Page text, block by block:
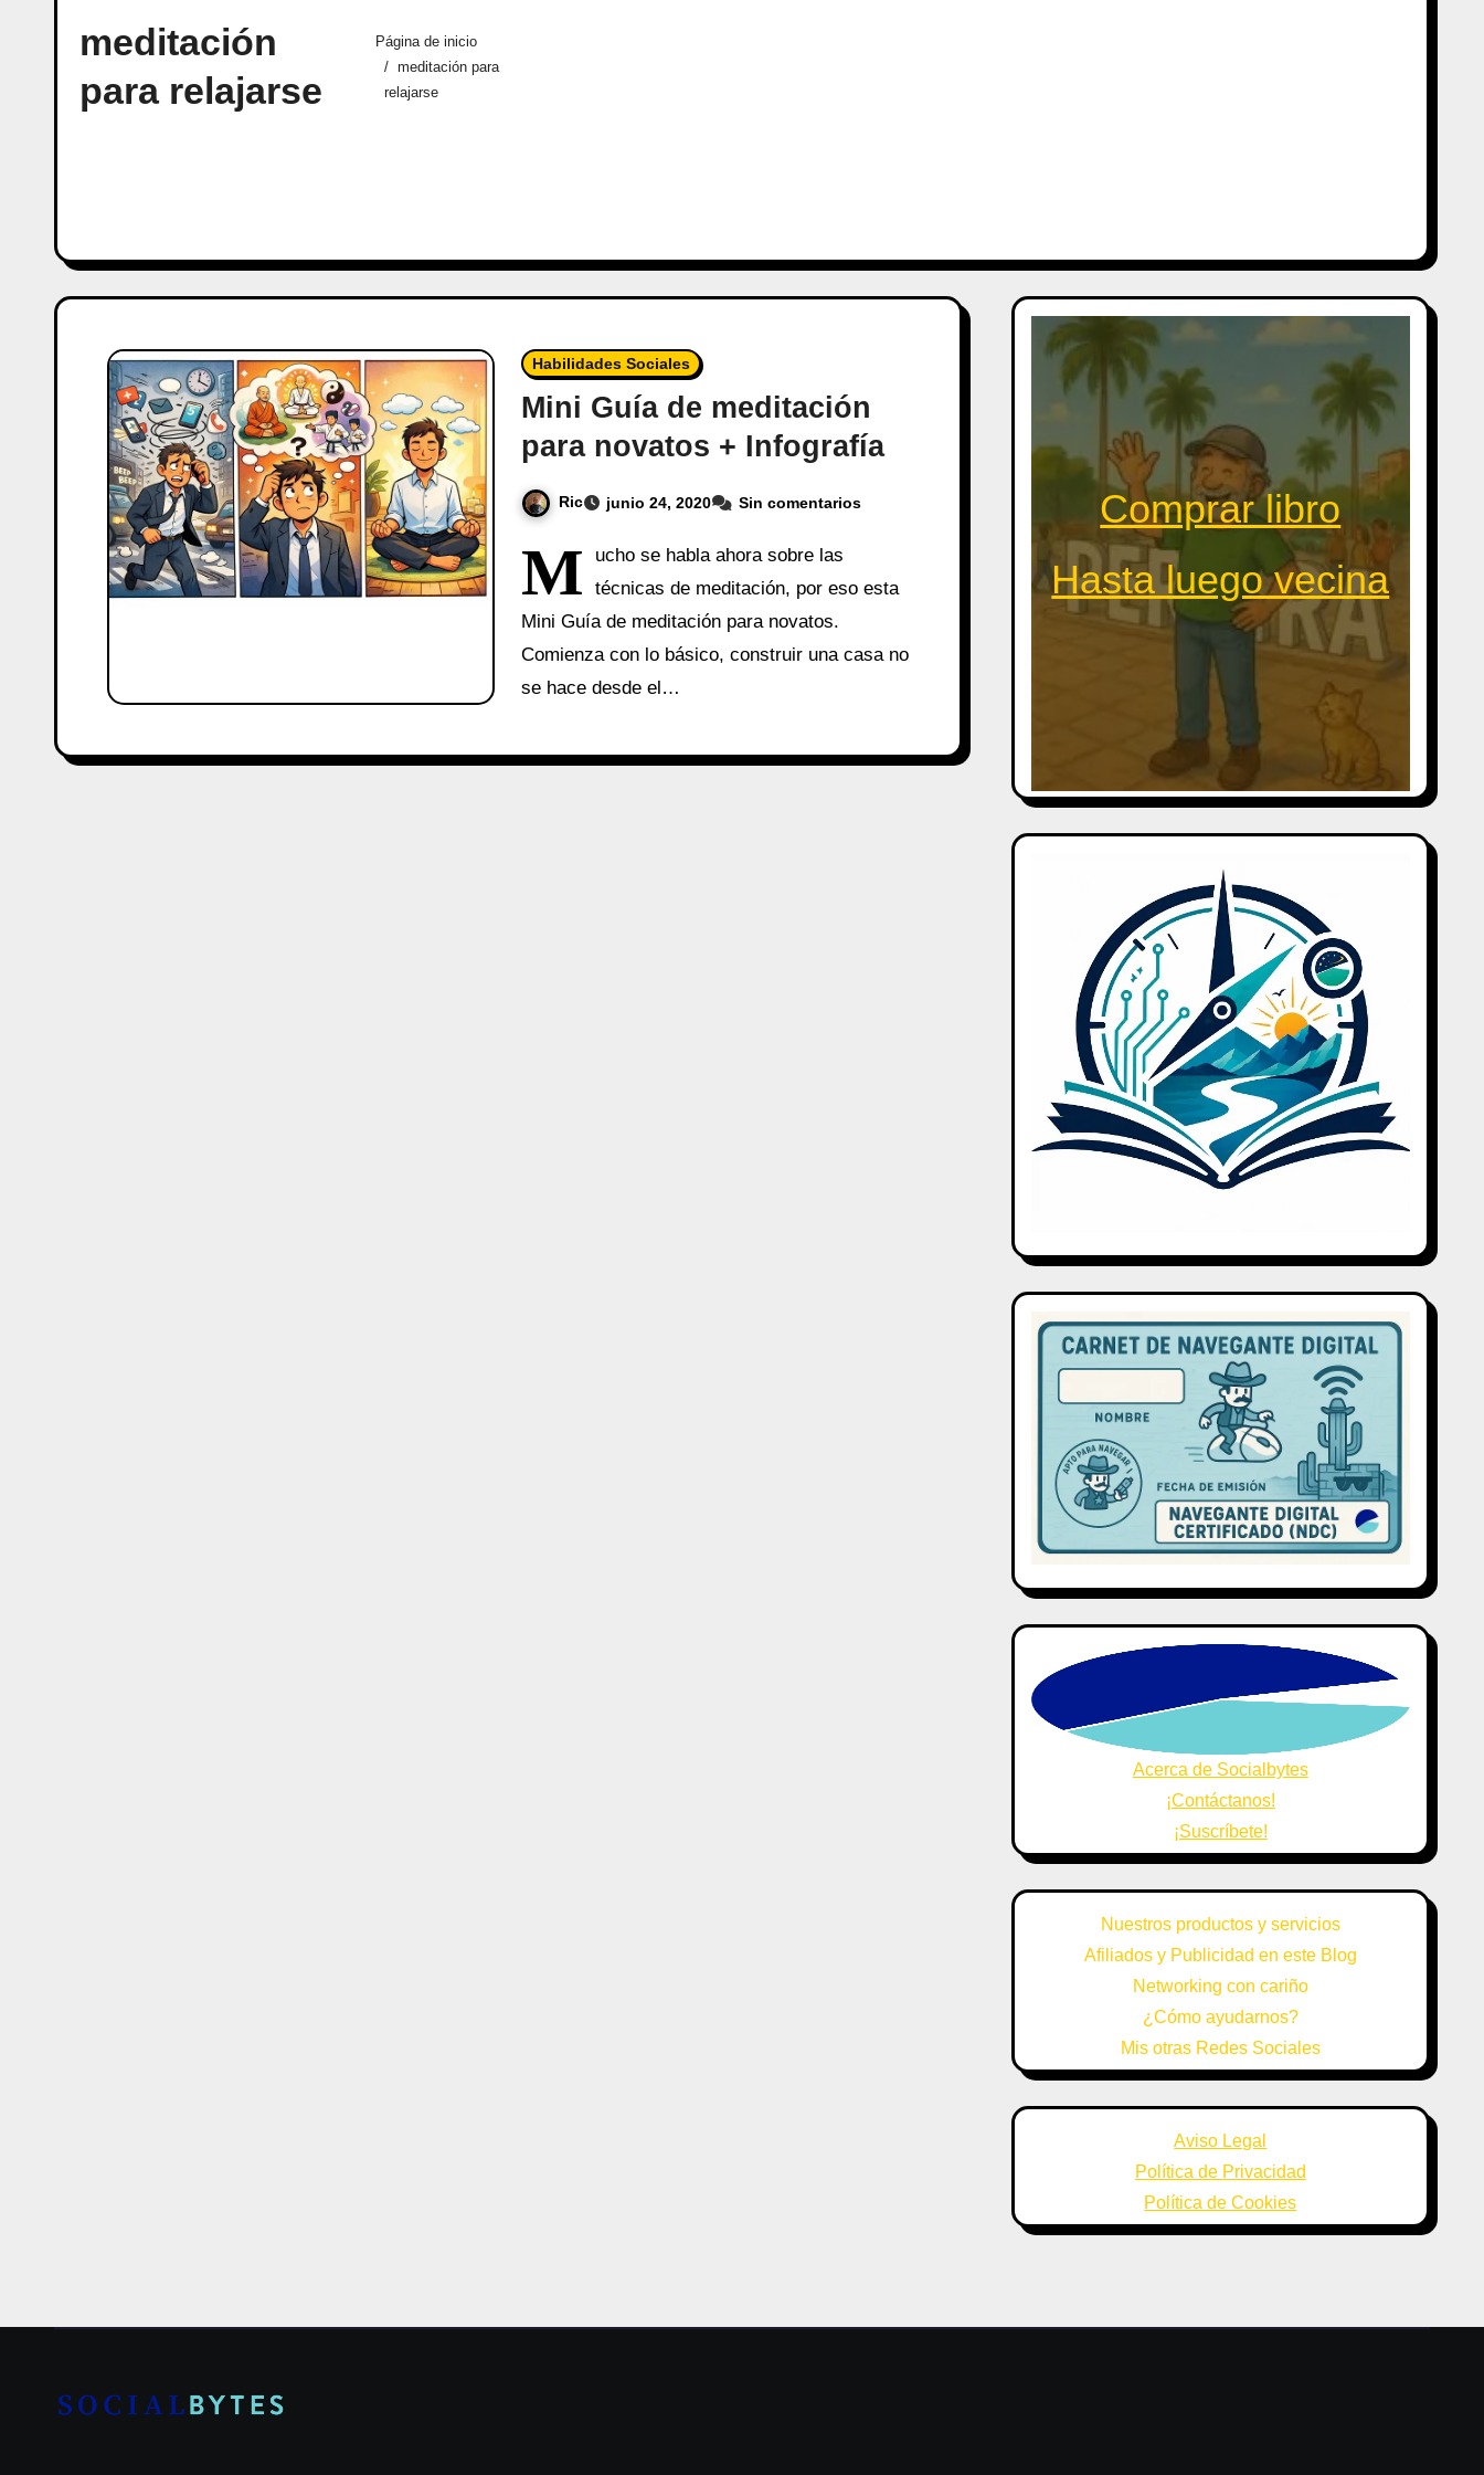
meditación
para relajarse
Página de inicio
meditación para
relajarse
Habilidades Sociales
Mini Guía de meditación
para novatos + Infografía
Ric junio 24, 2020 Sin comentarios
M
ucho se habla ahora sobre las
técnicas de meditación, por eso esta
Mini Guía de meditación para novatos.
Comienza con lo básico, construir una casa no
se hace desde el…
Comprar libro
Hasta luego vecina
Acerca de Socialbytes
¡Contáctanos!
¡Suscríbete!
Nuestros productos y servicios
Afiliados y Publicidad en este Blog
Networking con cariño
¿Cómo ayudarnos?
Mis otras Redes Sociales
Aviso Legal
Política de Privacidad
Política de Cookies